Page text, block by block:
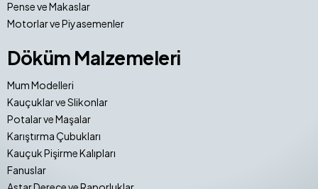
Pense ve Makaslar
Motorlar ve Piyasemenler
Döküm Malzemeleri
Mum Modelleri
Kauçuklar ve Slikonlar
Potalar ve Maşalar
Karıştırma Çubukları
Kauçuk Pişirme Kalıpları
Fanuslar